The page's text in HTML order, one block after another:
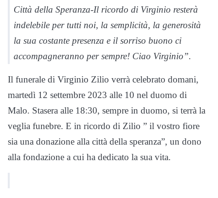
Città della Speranza-Il ricordo di Virginio resterà
indelebile per tutti noi, la semplicità, la generosità
la sua costante presenza e il sorriso buono ci
accompagneranno per sempre! Ciao Virginio”.
Il funerale di Virginio Zilio verrà celebrato domani,
martedì 12 settembre 2023 alle 10 nel duomo di
Malo. Stasera alle 18:30, sempre in duomo, si terrà la
veglia funebre. E in ricordo di Zilio ” il vostro fiore
sia una donazione alla città della speranza”, un dono
alla fondazione a cui ha dedicato la sua vita.